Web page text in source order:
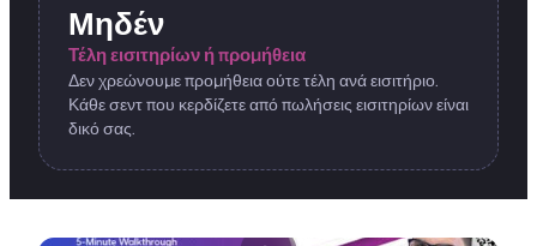
Μηδέν
Τέλη εισιτηρίων ή προμήθεια
Δεν χρεώνουμε προμήθεια ούτε τέλη ανά εισιτήριο.
Κάθε σεντ που κερδίζετε από πωλήσεις εισιτηρίων είναι
δικό σας.